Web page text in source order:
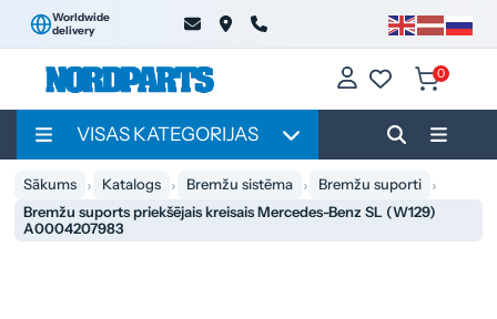
Worldwide
delivery
0
VISAS KATEGORIJAS
Sākums Katalogs Bremžu sistēma
Bremžu suporti
Bremžu suports priekšējais kreisais Mercedes-Benz SL (W129)
A0004207983